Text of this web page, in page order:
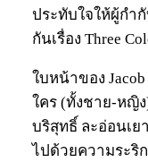
ประทับใจให้ผู้กำ
กันเรื่อง Three
ใบหน้าของ
ใคร (ทั้งชาย-หญิ
บริสุทธิ์ ละอ่อนเย
ไปด้วยความระริ